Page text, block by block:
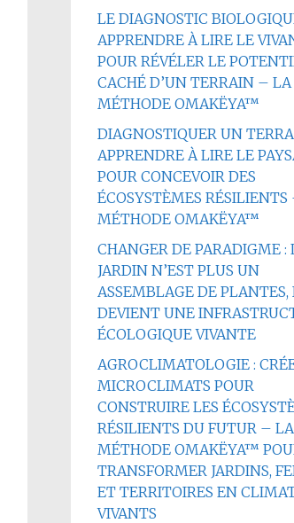
LE DIAGNOSTIC
APPRENDRE À LIRE LE
POUR RÉVÉLER LE
CACHÉ D’UN TERRAIN – LA
MÉTHODE OMAKËYA™
DIAGNOSTIQUER UN
APPRENDRE À LIRE LE
POUR CONCEVOIR DES
ÉCOSYSTÈMES
MÉTHODE OMAKËYA™
CHANGER DE PARADIGME :
JARDIN N’EST PLUS UN
ASSEMBLAGE DE PLANTES,
DEVIENT UNE
ÉCOLOGIQUE VIVANTE
AGROCLIMATOLOGIE :
MICROCLIMATS POUR
CONSTRUIRE LES
RÉSILIENTS DU FUTUR – LA
MÉTHODE OMAKËYA™
TRANSFORMER JARDINS,
ET TERRITOIRES EN
VIVANTS